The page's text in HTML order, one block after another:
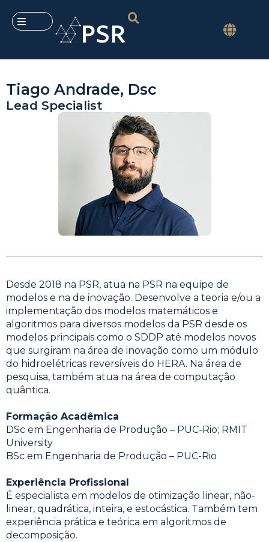
Tiago Andrade, Dsc
Lead Specialist
Desde 2018 na PSR, atua na PSR na equipe de
modelos e na de inovação. Desenvolve a teoria e/ou a
implementação dos modelos matemáticos e
algoritmos para diversos modelos da PSR desde os
modelos principais como o SDDP até modelos novos
que surgiram na área de inovação como um módulo
do hidroelétricas reversíveis do HERA. Na área de
pesquisa, também atua na área de computação
quântica.
Formação Acadêmica
DSc em Engenharia de Produção – PUC-Rio; RMIT
University
BSc em Engenharia de Produção – PUC-Rio
Experiência Profissional
É especialista em modelos de otimização linear, não-
linear, quadrática, inteira, e estocástica. Também tem
experiência prática e teórica em algoritmos de
decomposição.